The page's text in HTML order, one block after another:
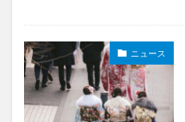
ニュース